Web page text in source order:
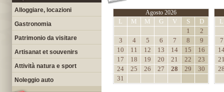
Alloggiare, locazioni
Gastronomia
Patrimonio da visitare
Artisanat et souvenirs
Attività natura e sport
Noleggio auto
Agosto 2026
L M M G V S
D
1
2
3
4 5 6 7 8
9
10
11 12 13 14 15
16
17
18 19 20 21 22
23
24
25 26 27 28 29
30
31
L
7